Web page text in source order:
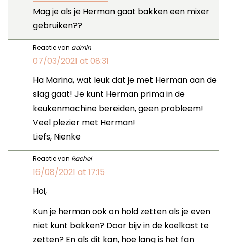
Mag je als je Herman gaat bakken een mixer
gebruiken??
Reactie van admin
07/03/2021 at 08:31
Ha Marina, wat leuk dat je met Herman aan de
slag gaat! Je kunt Herman prima in de
keukenmachine bereiden, geen probleem!
Veel plezier met Herman!
Liefs, Nienke
Reactie van Rachel
16/08/2021 at 17:15
Hoi,
Kun je herman ook on hold zetten als je even
niet kunt bakken? Door bijv in de koelkast te
zetten? En als dit kan, hoe lang is het fan